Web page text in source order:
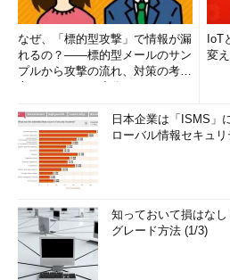
なぜ、「標的型攻撃」で情報が漏
れるの？――標的型メールのサン
プルから攻撃の流れ、対策の考え
IoT
変
日本企業は「ISMS
ローバル情報セキュ
知っておいて損はな
グレード方法 (1/3)